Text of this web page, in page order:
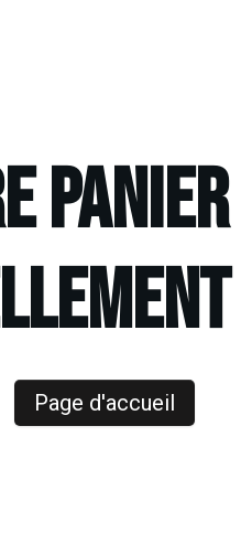
Page d'accueil